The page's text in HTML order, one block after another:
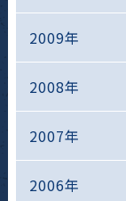
2009年
2008年
2007年
2006年